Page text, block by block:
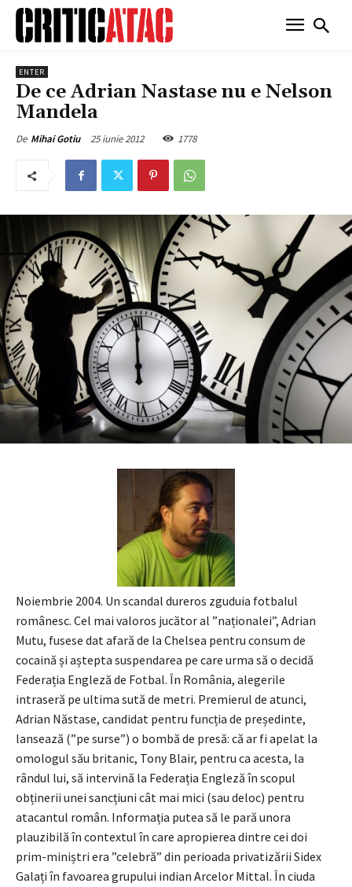
ENTER
De ce Adrian Nastase nu e Nelson
Mandela
De Mihai Gotiu 25 iunie 2012 1778
Noiembrie 2004. Un scandal dureros zguduia fotbalul
românesc. Cel mai valoros jucător al ”naționalei”, Adrian
Mutu, fusese dat afară de la Chelsea pentru consum de
cocaină și aștepta suspendarea pe care urma să o decidă
Federația Engleză de Fotbal. În România, alegerile
intraseră pe ultima sută de metri. Premierul de atunci,
Adrian Năstase, candidat pentru funcția de președinte,
lansează (”pe surse”) o bombă de presă: că ar fi apelat la
omologul său britanic, Tony Blair, pentru ca acesta, la
rândul lui, să intervină la Federația Engleză în scopul
obținerii unei sancțiuni cât mai mici (sau deloc) pentru
atacantul român. Informația putea să le pară unora
plauzibilă în contextul în care apropierea dintre cei doi
prim-miniștri era ”celebră” din perioada privatizării Sidex
Galați în favoarea grupului indian Arcelor Mittal. În ciuda